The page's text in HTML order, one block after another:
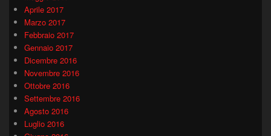
Aprile 2017
Marzo 2017
Febbraio 2017
Gennaio 2017
Dicembre 2016
Novembre 2016
Ottobre 2016
Settembre 2016
Agosto 2016
Luglio 2016